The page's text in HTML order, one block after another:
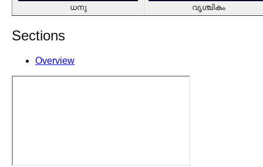
ധനു വൃശ്ചികം
Sections
Overview